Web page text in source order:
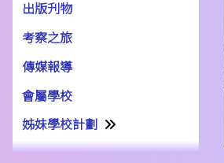
出版刋物
考察之旅
傳媒報導
會屬學校
姊妹學校計劃
姊妹學校交流計劃書22-23